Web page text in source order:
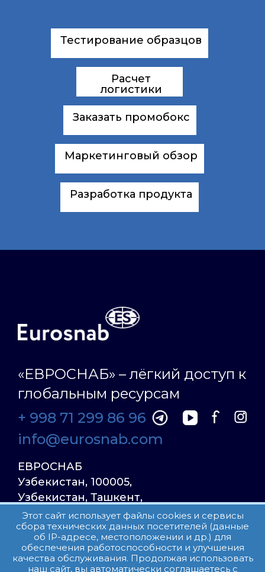
Тестирование образцов
Расчет
логистики
Заказать промобокс
Маркетинговый обзор
Разработка продукта
«ЕВРОСНАБ» – лёгкий доступ к
глобальным ресурсам
+ 998 71 299 86 96
info@eurosnab.com
ЕВРОСНАБ
Узбекистан, 100005,
Узбекистан, Ташкент,
Улица Фаргона Йули
23, дом 31
Все права защищены.
Этот сайт использует файлы cookies и сервисы
сбора технических данных посетителей (данные
об IP-адресе, местоположении и др.) для
обеспечения работоспособности и улучшения
качества обслуживания. Продолжая использовать
наш сайт, вы автоматически соглашаетесь с